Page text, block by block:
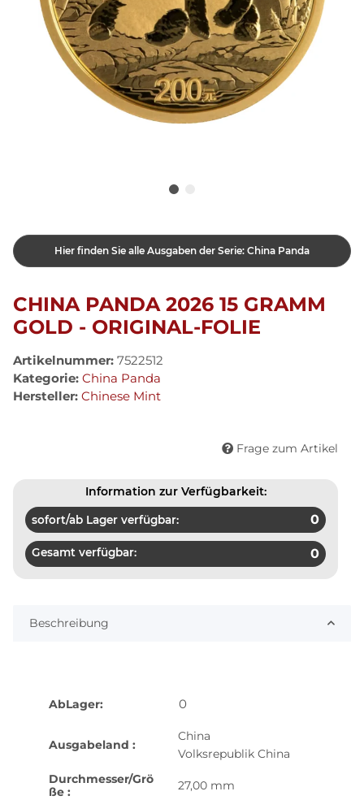
Hier finden Sie alle Ausgaben der Serie: China Panda
CHINA PANDA 2026 15 GRAMM
GOLD - ORIGINAL-FOLIE
Artikelnummer: 7522512
Kategorie: China Panda
Hersteller: Chinese Mint
Frage zum Artikel
Information zur Verfügbarkeit:
sofort/ab Lager verfügbar: 0
Gesamt verfügbar: 0
Beschreibung
AbLager: 0
Ausgabeland :
China
Volksrepublik China
Durchmesser/Grö
ße :
27,00 mm